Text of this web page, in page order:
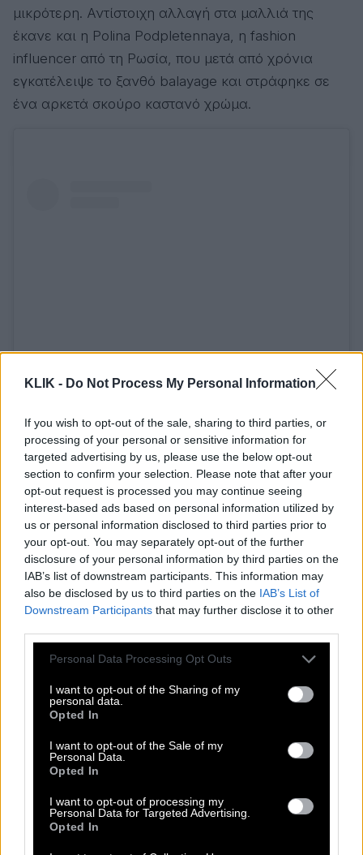
KLIK - Do Not Process My Personal Information
If you wish to opt-out of the sale, sharing to third parties, or
processing of your personal or sensitive information for
targeted advertising by us, please use the below opt-out
section to confirm your selection. Please note that after your
opt-out request is processed you may continue seeing
interest-based ads based on personal information utilized by
us or personal information disclosed to third parties prior to
your opt-out. You may separately opt-out of the further
disclosure of your personal information by third parties on the
IAB’s list of downstream participants. This information may
also be disclosed by us to third parties on the IAB’s List of
Downstream Participants that may further disclose it to other
Please note that this website/app uses one or more Google
not limited to your visit or usage behaviour. You may click to
grant or deny consent to Google and its third-party tags to
use your data for below specified purposes in below Google
consent section.
Personal Data Processing Opt Outs
I want to opt-out of the Sharing of my
personal data.
Opted In
I want to opt-out of the Sale of my
Personal Data.
Opted In
I want to opt-out of processing my
Personal Data for Targeted Advertising.
Opted In
μικρότερη. Αντίστοιχη αλλαγή στα μαλλιά της
έκανε και η Polina Podpletennaya, η fashion
influencer από τη Ρωσία, που μετά από χρόνια
εγκατέλειψε το ξανθό balayage και στράφηκε σε
ένα αρκετά σκούρο καστανό χρώμα.
Δείτε αυτή τη δημοσίευση στο Instagram.
Η δημοσίευση κοινοποιήθηκε από το χρήστη Polina Podpletennaya🐋 (@pollyhey)
Η Κλέλια Ανδριολάτου δεν είναι η μόνη ξανθιά
στρέφεται στην χρωματική παλέτα του καστανού.
Και η Βίκυ Καγιά άλλαξε το χρώμα των μαλλιών
της εφαρμόζοντας την απόλυτη τάση της σεζόν. Ο
Νικόλας Βιλλιώτης είχε μιλήσει στο ΚΛΙΚ για αυτή
μαλλιών της και ήθελα να της δώσω
περισσότερο φως ώστε να αναδείξω την